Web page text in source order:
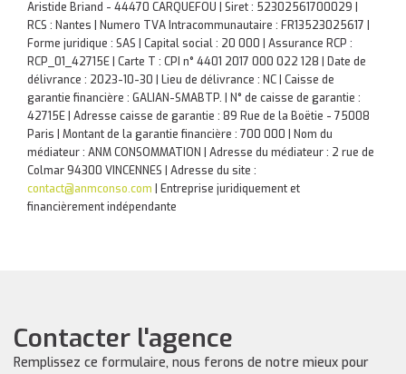
Aristide Briand - 44470 CARQUEFOU | Siret : 52302561700029 |
RCS : Nantes | Numero TVA Intracommunautaire : FR13523025617 |
Forme juridique : SAS | Capital social : 20 000 | Assurance RCP :
RCP_01_42715E | Carte T : CPI n° 4401 2017 000 022 128 | Date de
délivrance : 2023-10-30 | Lieu de délivrance : NC | Caisse de
garantie financière : GALIAN-SMABTP. | N° de caisse de garantie :
42715E | Adresse caisse de garantie : 89 Rue de la Boëtie - 75008
Paris | Montant de la garantie financière : 700 000 | Nom du
médiateur : ANM CONSOMMATION | Adresse du médiateur : 2 rue de
Colmar 94300 VINCENNES | Adresse du site :
contact@anmconso.com
Entreprise juridiquement et
financièrement indépendante
Contacter l'agence
Remplissez ce formulaire, nous ferons de notre mieux pour